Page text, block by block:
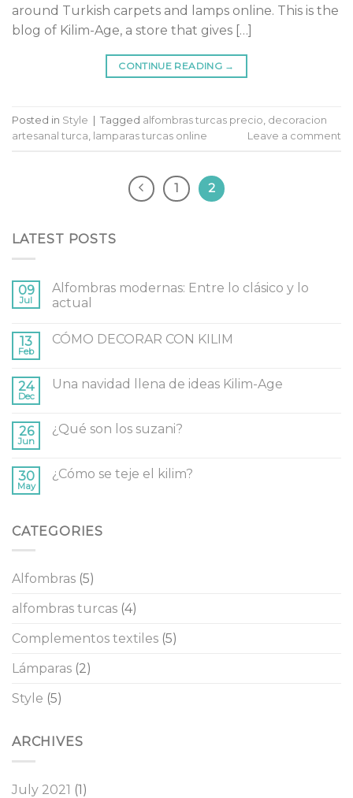
around Turkish carpets and lamps online. This is the
blog of Kilim-Age, a store that gives […]
CONTINUE READING →
Posted in Style Tagged alfombras turcas precio decoracion
artesanal turca
lamparas turcas online Leave a comment
1 2
LATEST POSTS
09
Jul
Alfombras modernas: Entre lo clásico y lo
actual
13
Feb
CÓMO DECORAR CON KILIM
24
Dec
Una navidad llena de ideas Kilim-Age
26
Jun
¿Qué son los suzani?
30
May
¿Cómo se teje el kilim?
CATEGORIES
Alfombras (5)
alfombras turcas (4)
Complementos textiles (5)
Lámparas (2)
Style (5)
ARCHIVES
July 2021 (1)